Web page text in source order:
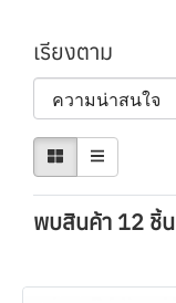
เรียงตาม
พบสินค้า 12 ชิ้น